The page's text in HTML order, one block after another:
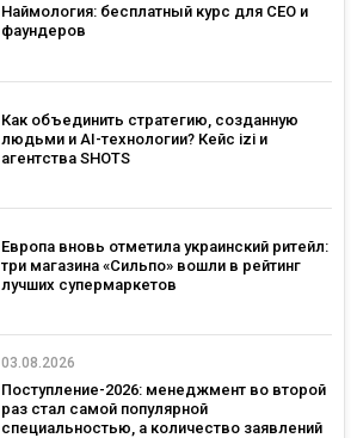
Наймология: бесплатный курс для CEO и
фаундеров
Как объединить стратегию, созданную
людьми и AI-технологии? Кейс izi и
агентства SHOTS
Европа вновь отметила украинский ритейл:
три магазина «Сильпо» вошли в рейтинг
лучших супермаркетов
03.08.2026
Поступление-2026: менеджмент во второй
раз стал самой популярной
специальностью, а количество заявлений